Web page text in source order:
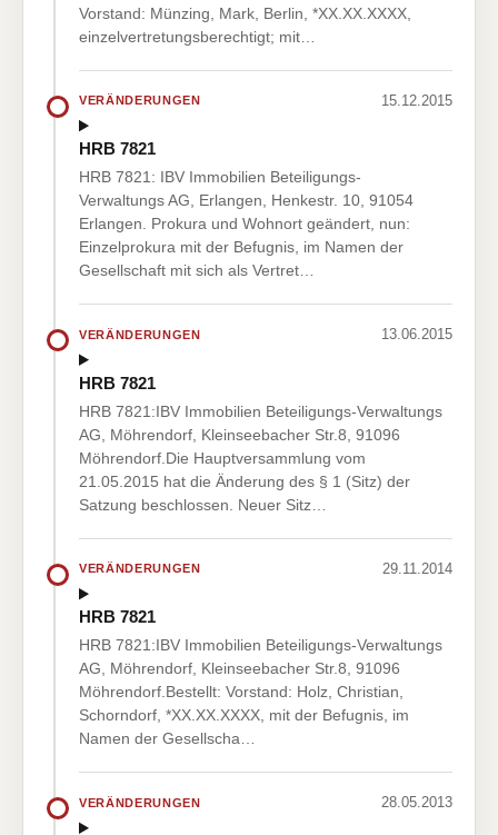
Vorstand: Münzing, Mark, Berlin, *XX.XX.XXXX,
einzelvertretungsberechtigt; mit…
VERÄNDERUNGEN 15.12.2015
HRB 7821
HRB 7821: IBV Immobilien Beteiligungs-
Verwaltungs AG, Erlangen, Henkestr. 10, 91054
Erlangen. Prokura und Wohnort geändert, nun:
Einzelprokura mit der Befugnis, im Namen der
Gesellschaft mit sich als Vertret…
VERÄNDERUNGEN 13.06.2015
HRB 7821
HRB 7821:IBV Immobilien Beteiligungs-Verwaltungs
AG, Möhrendorf, Kleinseebacher Str.8, 91096
Möhrendorf.Die Hauptversammlung vom
21.05.2015 hat die Änderung des § 1 (Sitz) der
Satzung beschlossen. Neuer Sitz…
VERÄNDERUNGEN 29.11.2014
HRB 7821
HRB 7821:IBV Immobilien Beteiligungs-Verwaltungs
AG, Möhrendorf, Kleinseebacher Str.8, 91096
Möhrendorf.Bestellt: Vorstand: Holz, Christian,
Schorndorf, *XX.XX.XXXX, mit der Befugnis, im
Namen der Gesellscha…
VERÄNDERUNGEN 28.05.2013